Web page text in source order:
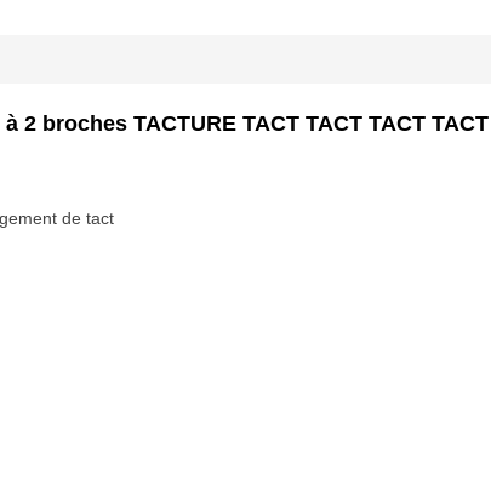
2 broches TACTURE TACT TACT TACT TACT
de tact